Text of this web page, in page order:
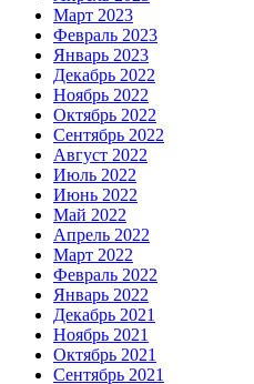
Март 2023
Февраль 2023
Январь 2023
Декабрь 2022
Ноябрь 2022
Октябрь 2022
Сентябрь 2022
Август 2022
Июль 2022
Июнь 2022
Май 2022
Апрель 2022
Март 2022
Февраль 2022
Январь 2022
Декабрь 2021
Ноябрь 2021
Октябрь 2021
Сентябрь 2021